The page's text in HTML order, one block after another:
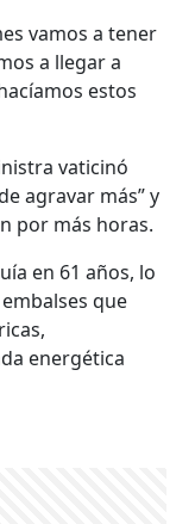
vamos a tener
a llegar a
estos
vaticinó
agravar más” y
por más horas.
en 61 años, lo
que
energética